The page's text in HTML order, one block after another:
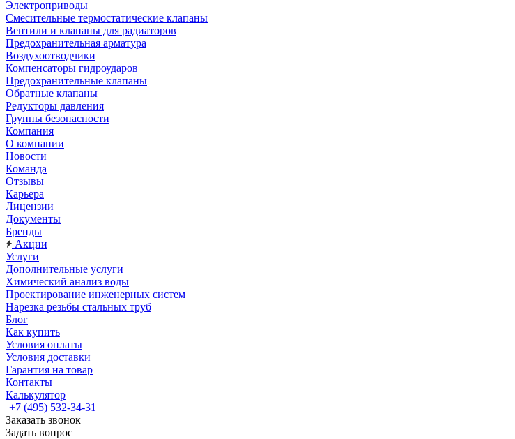
Электроприводы
Смесительные термостатические клапаны
Вентили и клапаны для радиаторов
Предохранительная арматура
Воздухоотводчики
Компенсаторы гидроударов
Предохранительные клапаны
Обратные клапаны
Редукторы давления
Группы безопасности
Компания
О компании
Новости
Команда
Отзывы
Карьера
Лицензии
Документы
Бренды
Акции
Услуги
Дополнительные услуги
Химический анализ воды
Проектирование инженерных систем
Нарезка резьбы стальных труб
Блог
Как купить
Условия оплаты
Условия доставки
Гарантия на товар
Контакты
Калькулятор
+7 (495) 532‑34‑31
Заказать звонок
Задать вопрос